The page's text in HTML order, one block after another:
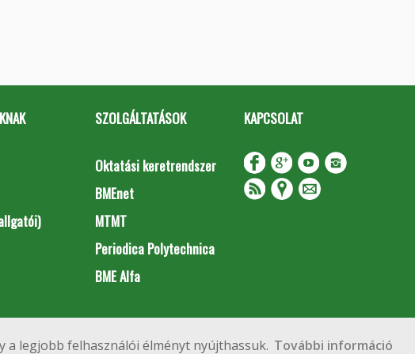
legjobb felhasználói élményt nyújthassuk. További információ
SZOLGÁLTATÁSOK
Oktatási keretrendszer
BMEnet
MTMT
Periodica Polytechnica
BME Alfa
KAPCSOLAT
Impresszum
Copyright © 2020 BME Építőmérnöki Kar